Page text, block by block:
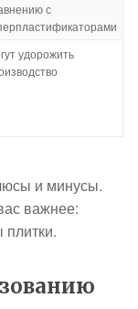
с
удорожить
и минусы.
важнее:
плитки.